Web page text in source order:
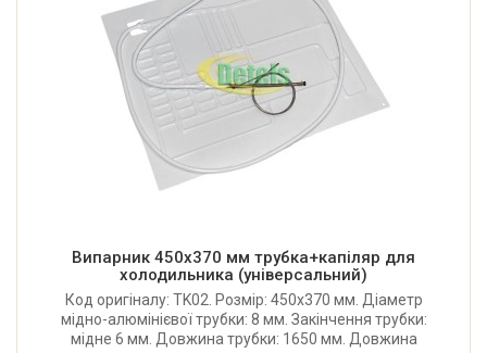
Випарник 450x370 мм трубка+капіляр для
холодильника (універсальний)
Код оригіналу: TK02. Розмір: 450x370 мм. Діаметр
мідно-алюмінієвої трубки: 8 мм. Закінчення трубки:
мідне 6 мм. Довжина трубки: 1650 мм. Довжина